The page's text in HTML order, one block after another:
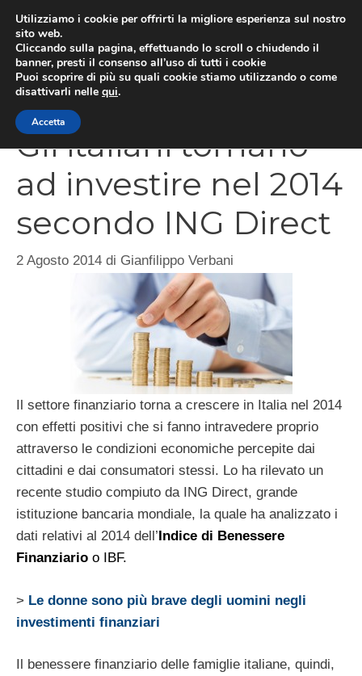
contenuto
Gli italiani tornano
ad investire nel 2014
secondo ING Direct
2 Agosto 2014 di Gianfilippo Verbani
Il settore finanziario torna a crescere in Italia nel 2014
con effetti positivi che si fanno intravedere proprio
attraverso le condizioni economiche percepite dai
cittadini e dai consumatori stessi. Lo ha rilevato un
recente studio compiuto da ING Direct, grande
istituzione bancaria mondiale, la quale ha analizzato i
dati relativi al 2014 dell’Indice di Benessere
Finanziario o IBF.
> Le donne sono più brave degli uomini negli
investimenti finanziari
Il benessere finanziario delle famiglie italiane, quindi,
Utilizziamo i cookie per offrirti la migliore esperienza sul nostro
sito web.
Cliccando sulla pagina, effettuando lo scroll o chiudendo il
banner, presti il consenso all’uso di tutti i cookie
Puoi scoprire di più su quali cookie stiamo utilizzando o come
disattivarli nelle qui.
Accetta